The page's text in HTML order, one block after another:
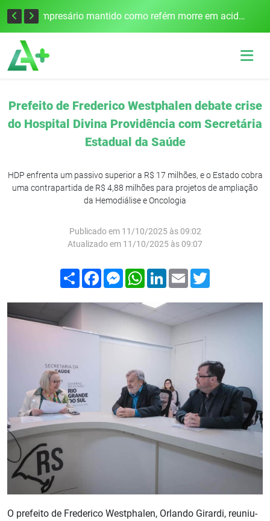
Edital para construção de ponte entre Itapiranga e Barra do Guarita deve ser lançado no segundo semestre Empresário mantido como refém morre em acidente após assalto em Cerro Largo
Prefeito de Frederico Westphalen debate crise
do Hospital Divina Providência com Secretária
Estadual da Saúde
HDP enfrenta um passivo superior a R$ 17 milhões, e o Estado cobra
uma contrapartida de R$ 4,88 milhões para projetos de ampliação
da Hemodiálise e Oncologia
Publicado em 11/10/2025 às 09:02
Atualizado em 11/10/2025 às 09:07
Compartilhar
FacebookMessenger
WhatsApp
LinkedIn
Email
O prefeito de Frederico Westphalen, Orlando Girardi, reuniu-